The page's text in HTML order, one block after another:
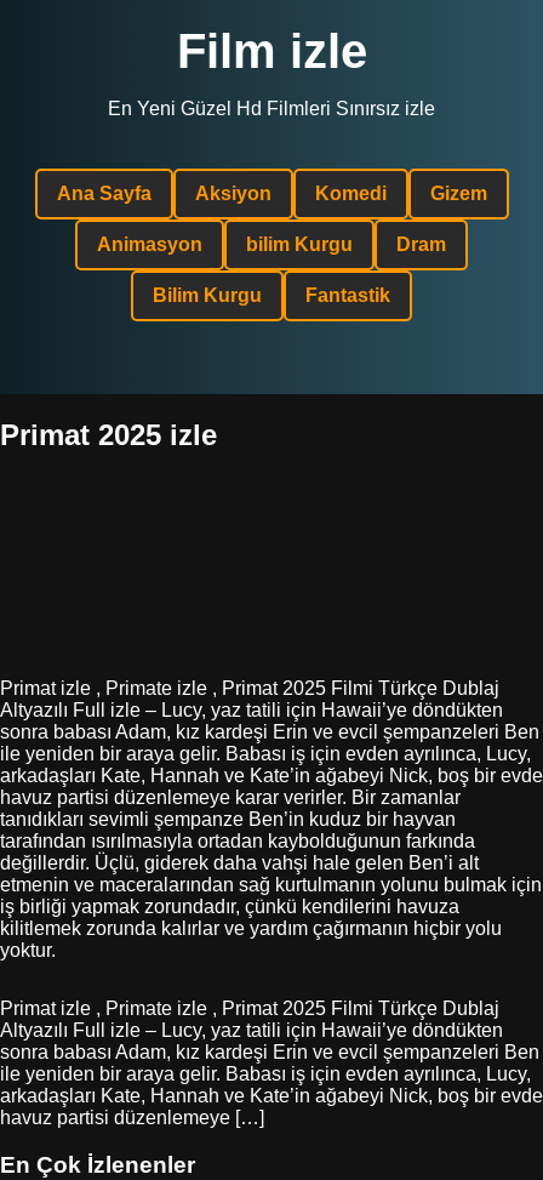
Film izle
En Yeni Güzel Hd Filmleri Sınırsız izle
Ana Sayfa Aksiyon Komedi Gizem
Animasyon bilim Kurgu Dram
Bilim Kurgu Fantastik
Primat 2025 izle
Primat izle , Primate izle , Primat 2025 Filmi Türkçe Dublaj
Altyazılı Full izle – Lucy, yaz tatili için Hawaii’ye döndükten
sonra babası Adam, kız kardeşi Erin ve evcil şempanzeleri Ben
ile yeniden bir araya gelir. Babası iş için evden ayrılınca, Lucy,
arkadaşları Kate, Hannah ve Kate’in ağabeyi Nick, boş bir evde
havuz partisi düzenlemeye karar verirler. Bir zamanlar
tanıdıkları sevimli şempanze Ben’in kuduz bir hayvan
tarafından ısırılmasıyla ortadan kaybolduğunun farkında
değillerdir. Üçlü, giderek daha vahşi hale gelen Ben’i alt
etmenin ve maceralarından sağ kurtulmanın yolunu bulmak için
iş birliği yapmak zorundadır, çünkü kendilerini havuza
kilitlemek zorunda kalırlar ve yardım çağırmanın hiçbir yolu
yoktur.
Primat izle , Primate izle , Primat 2025 Filmi Türkçe Dublaj
Altyazılı Full izle – Lucy, yaz tatili için Hawaii’ye döndükten
sonra babası Adam, kız kardeşi Erin ve evcil şempanzeleri Ben
ile yeniden bir araya gelir. Babası iş için evden ayrılınca, Lucy,
arkadaşları Kate, Hannah ve Kate’in ağabeyi Nick, boş bir evde
havuz partisi düzenlemeye […]
En Çok İzlenenler